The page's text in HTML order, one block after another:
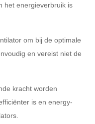
het energieverbruik is
om bij de optimale
en vereist niet de
kracht worden
is en energy-